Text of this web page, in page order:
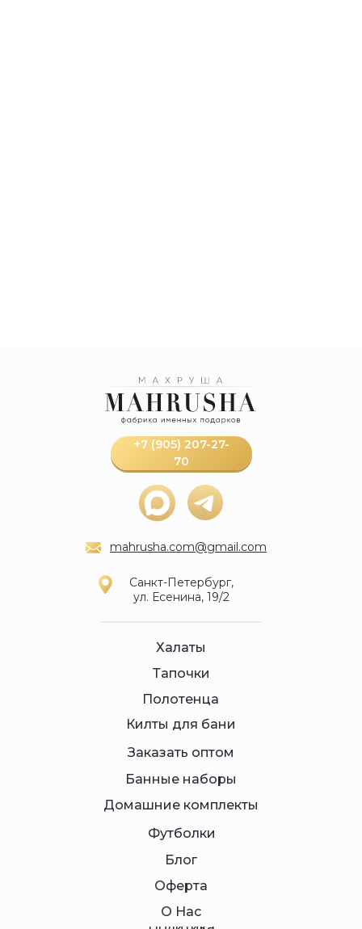
Санкт-Петербург,
ул. Есенина, 19/2
mahrusha.com@gmail.com
+7 (905) 207-27-
70
Домашние комплекты
Банные наборы
Футболки
Заказать оптом
Килты для бани
Полотенца
Тапочки
Халаты
Оферта
О Нас
Блог